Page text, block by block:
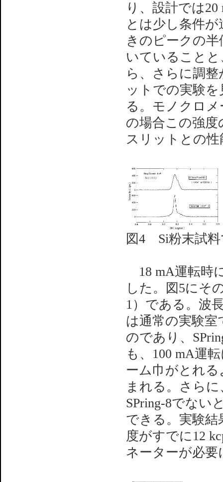
り、設計では
とは少し条件
きのピークの
いていること
ら、さらに調
ットでの実験
る。モノクロ
の場合この強
スリットとの
図4 Si粉末試料
18 mA運転時
した。図5にそ
1）である。波
は通常の実験
のであり、
も、100 mA運
ーム巾がとれ
まれる。さら
SPring-8でない
できる。実験結
度がすでに12
ネーターが必